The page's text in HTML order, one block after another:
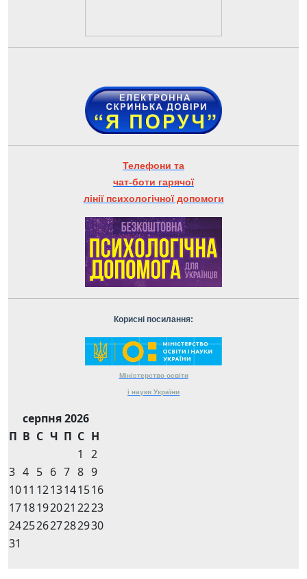
Телефони та
чат-боти гарячої
лінії психологічної допомоги
Корисні посилання:
Міністерство освіти
і науки України
серпня 2026
П В С Ч П С Н
1
2
3 4 5 6 7 8 9
1011 1213141516
1718192021 2223
24252627282930
31